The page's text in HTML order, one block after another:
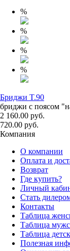
%
%
%
%
Бриджи T.90
бриджи с поясом
2 160.00 руб.
720.00 руб.
Компания
О компании
Оплата и
Возврат
Где купить?
Личный
Стать
Контакты
Таблица
Таблица
Таблица
Полезная